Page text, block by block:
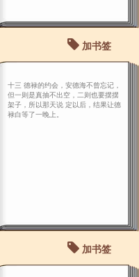
加书签
十三 德禄的约会，安德海不曾忘记，
但一则是真抽不出空，二则也要摆摆
架子，所以那天说 定以后，结果让德
禄白等了一晚上。
加书签